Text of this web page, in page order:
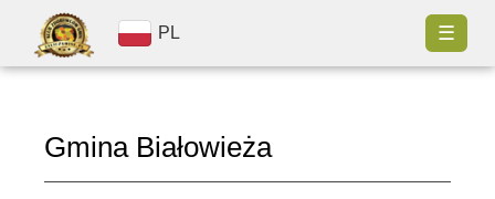
PL ☰
Gmina Białowieża